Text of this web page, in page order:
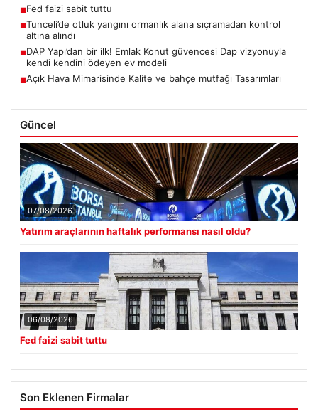
■Fed faizi sabit tuttu
■Tunceli’de otluk yangını ormanlık alana sıçramadan kontrol
altına alındı
■DAP Yapı’dan bir ilk! Emlak Konut güvencesi Dap vizyonuyla
kendi kendini ödeyen ev modeli
■Açık Hava Mimarisinde Kalite ve bahçe mutfağı Tasarımları
Güncel
07/08/2026
Yatırım araçlarının haftalık performansı nasıl oldu?
06/08/2026
Fed faizi sabit tuttu
Son Eklenen Firmalar